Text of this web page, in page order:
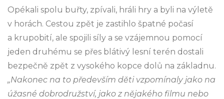
Opékali spolu buřty, zpívali, hráli hry a byli na výletě
v horách. Cestou zpět je zastihlo špatné počasí
a krupobití, ale spojili síly a se vzájemnou pomocí
jeden druhému se přes blátivý lesní terén dostali
bezpečně zpět z vysokého kopce dolů na základnu.
„Nakonec na to především děti vzpomínaly jako na
úžasné dobrodružství, jako z nějakého filmu nebo